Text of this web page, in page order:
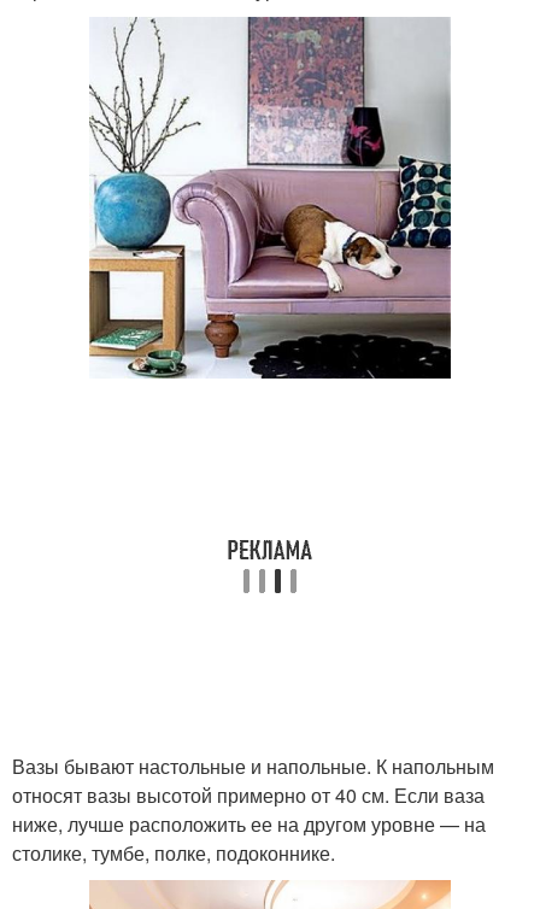
Вазы бывают настольные и напольные. К напольным
относят вазы высотой примерно от 40 см. Если ваза
ниже, лучше расположить ее на другом уровне — на
столике, тумбе, полке, подоконнике.